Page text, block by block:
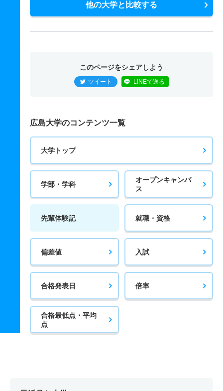
他の大学と比較する
このページをシェアしよう
ツイート LINEで送る
広島大学のコンテンツ一覧
大学トップ
学部・学科
オープンキャンパ
ス
先輩体験記 就職・資格
偏差値 入試
合格発表日 倍率
合格最低点・平均
点